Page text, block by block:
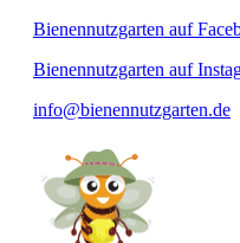
Bienennutzgarten auf
Bienennutzgarten auf
info@bienennutzgarten.de